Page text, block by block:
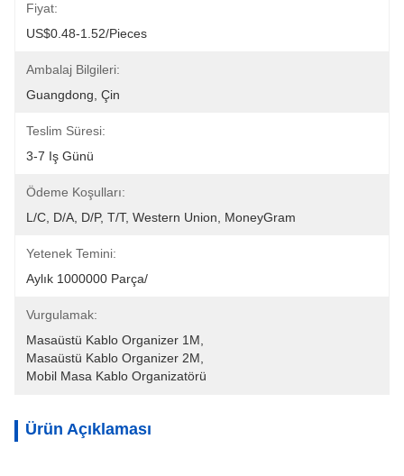
Fiyat:
US$0.48-1.52/pieces
Ambalaj Bilgileri:
Guangdong, Çin
Teslim Süresi:
3-7 Iş Günü
Ödeme Koşulları:
L/C, D/A, D/P, T/T, Western Union, MoneyGram
Yetenek Temini:
Aylık 1000000 Parça/
Vurgulamak:
Masaüstü Kablo Organizer 1M
Masaüstü Kablo Organizer 2M
Mobil Masa Kablo Organizatörü
Ürün Açıklaması